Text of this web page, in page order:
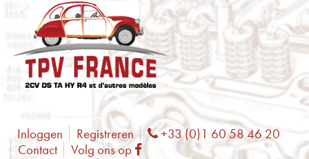
Inloggen Registreren Phone
+33 (0)1 60 58 46 20
Contact
Volg ons op Facebook